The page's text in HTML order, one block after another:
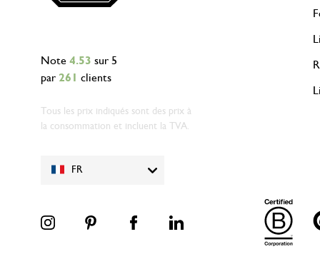
FR
Note 4.53 sur 5
par 261 clients
Tous les prix indiqués sont des prix à
la consommation et incluent la TVA.